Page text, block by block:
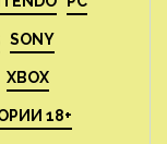
SONY
XBOX
18+